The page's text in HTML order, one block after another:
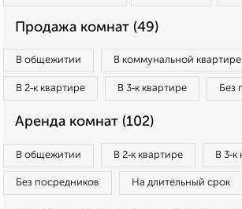
Продажа комнат (49)
В общежитии В коммунальной квартире
В 2‑к квартире В 3‑к квартире Без
Аренда комнат (102)
В общежитии В 2‑к квартире В
Без посредников На длительный срок